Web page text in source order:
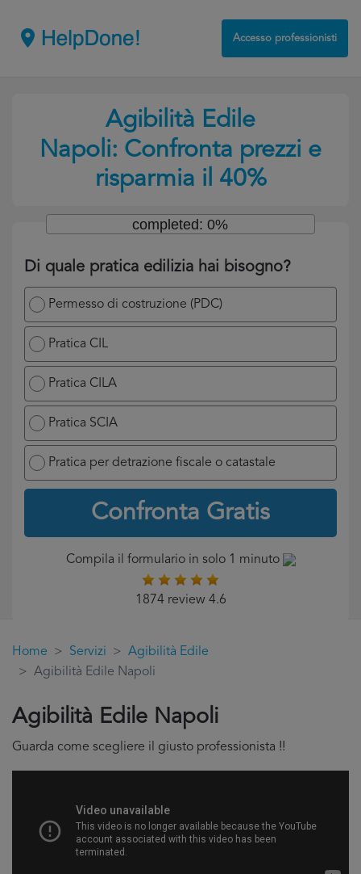
Accesso professionisti
Agibilità Edile
Napoli: Confronta prezzi e
risparmia il 40%
Di quale pratica edilizia hai bisogno?
Permesso di costruzione (PDC)
Pratica CIL
Pratica CILA
Pratica SCIA
Pratica per detrazione fiscale o catastale
Confronta Gratis
completed: 0%
Compila il formulario in solo 1 minuto
1874 review 4.6
Home Servizi
Agibilità Edile
Agibilità Edile Napoli
Agibilità Edile Napoli
Guarda come scegliere il giusto professionista !!